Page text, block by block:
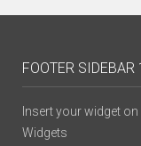
FOOTER SIDEBAR 1
Insert your widget
Widgets